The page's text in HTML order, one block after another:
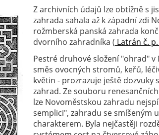
Z archivních údajů lze obtížně s
zahrada sahala až k západní zdi
rožmberská panská zahrada
dvorního zahradníka ( Latrán č.
Pestré druhové složení "ohrad" v
směs ovocných stromů, keřů,
květin - prozrazuje ještě dozvuky
zahrad. Ze souboru
lze Novoměstskou zahradu
semplici", zahradu se smíšeným
charakterem. Byla nejčastěji